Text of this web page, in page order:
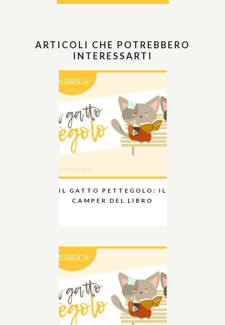
ARTICOLI CHE POTREBBERO
INTERESSARTI
IL GATTO PETTEGOLO: IL
CAMPER DEL LIBRO